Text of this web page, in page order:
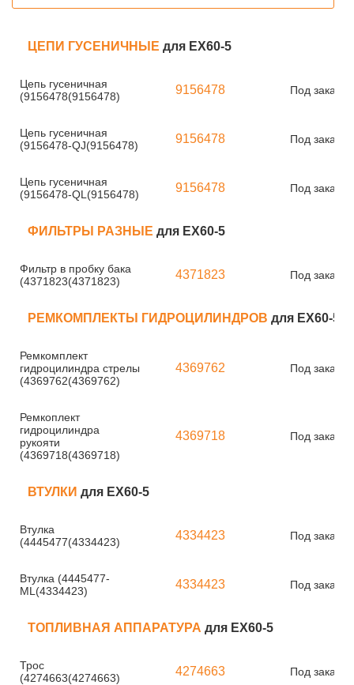
ЦЕПИ ГУСЕНИЧНЫЕ для EX60-5
Цепь гусеничная
(9156478(9156478)
9156478 Под заказ
Цепь гусеничная
(9156478-QJ(9156478)
9156478 Под заказ
Цепь гусеничная
(9156478-QL(9156478)
9156478 Под заказ
ФИЛЬТРЫ РАЗНЫЕ для EX60-5
Фильтр в пробку бака
(4371823(4371823)
4371823 Под заказ
РЕМКОМПЛЕКТЫ ГИДРОЦИЛИНДРОВ для EX60-5
Ремкомплект
гидроцилиндра стрелы
(4369762(4369762)
4369762 Под заказ
Ремкоплект
гидроцилиндра
рукояти
(4369718(4369718)
4369718 Под заказ
ВТУЛКИ для EX60-5
Втулка
(4445477(4334423)
4334423 Под заказ
Втулка (4445477-
ML(4334423)
4334423 Под заказ
ТОПЛИВНАЯ АППАРАТУРА для EX60-5
Трос
(4274663(4274663)
4274663 Под заказ